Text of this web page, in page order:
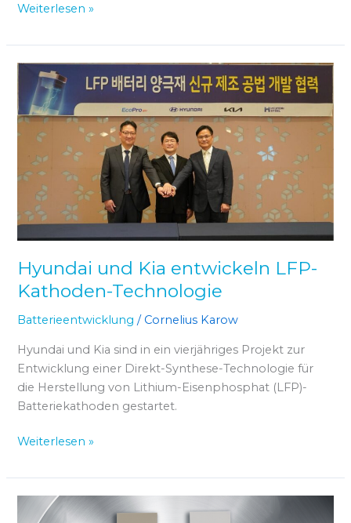
Weiterlesen »
Hyundai und Kia entwickeln LFP-
Kathoden-Technologie
Batterieentwicklung / Cornelius Karow
Hyundai und Kia sind in ein vierjähriges Projekt zur
Entwicklung einer Direkt-Synthese-Technologie für
die Herstellung von Lithium-Eisenphosphat (LFP)-
Batteriekathoden gestartet.
Hyundai
und
Kia
entwickeln
LFP-
Kathoden-
Technologie
Weiterlesen »
Leclanché